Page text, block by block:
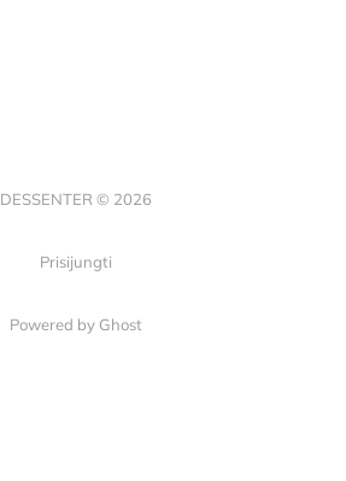
DESSENTER © 2026
Prisijungti
Powered by Ghost